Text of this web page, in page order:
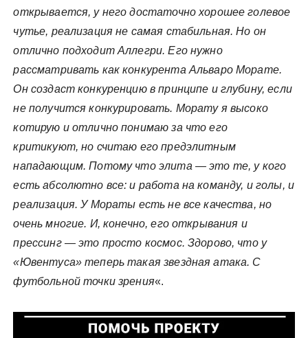
открывается, у него достаточно хорошее голевое
чутье, реализация не самая стабильная. Но он
отлично подходит Аллегри. Его нужно
рассматривать как конкурента Альваро Морате.
Он создаст конкуренцию в принципе и глубину, если
не получится конкурировать. Морату я высоко
котирую и отлично понимаю за что его
критикуют, но считаю его предэлитным
нападающим. Потому что элита — это те, у кого
есть абсолютно все: и работа на команду, и голы, и
реализация. У Мораты есть не все качества, но
очень многие. И, конечно, его открывания и
прессинг — это просто космос. Здорово, что у
«Ювентуса» теперь такая звездная атака. С
футбольной точки зрения«.